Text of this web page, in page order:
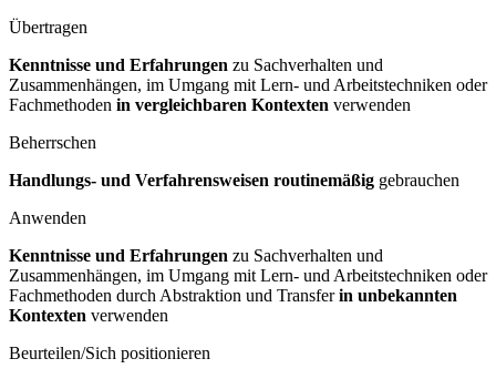
Übertragen
Kenntnisse und Erfahrungen zu Sachverhalten und
Zusammenhängen, im Umgang mit Lern- und Arbeitstechniken oder
Fachmethoden in vergleichbaren Kontexten verwenden
Beherrschen
Handlungs- und Verfahrensweisen routinemäßig gebrauchen
Anwenden
Kenntnisse und Erfahrungen zu Sachverhalten und
Zusammenhängen, im Umgang mit Lern- und Arbeitstechniken oder
Fachmethoden durch Abstraktion und Transferin unbekannten
Kontexten verwenden
Beurteilen/Sich positionieren